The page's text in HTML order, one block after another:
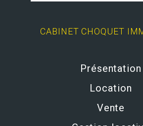
CABINET CHOQUET
Présentation
Location
Vente